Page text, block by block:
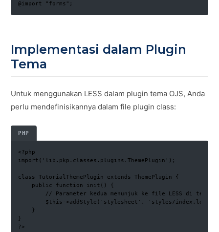
@import "forms";
Implementasi dalam Plugin
Tema
Untuk menggunakan LESS dalam plugin tema OJS, Anda
perlu mendefinisikannya dalam file plugin class:
PHP
<?php
import('lib.pkp.classes.plugins.ThemePlugin');
class TutorialThemePlugin extends ThemePlugin {
    public function init() {
// Parameter kedua menunjuk ke file LESS di tema
$this->addStyle('stylesheet', 'styles/
    }
}
?>